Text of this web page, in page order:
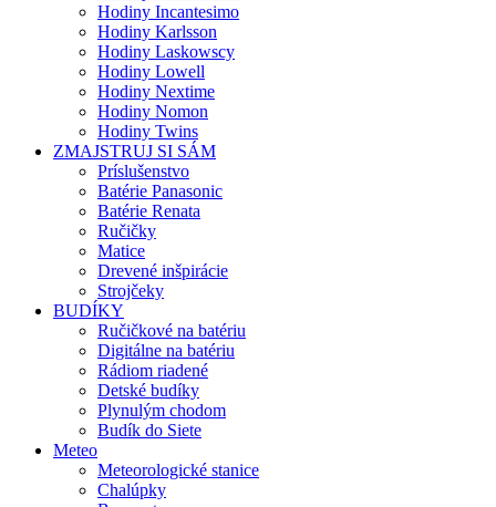
Hodiny Incantesimo
Hodiny Karlsson
Hodiny Laskowscy
Hodiny Lowell
Hodiny Nextime
Hodiny Nomon
Hodiny Twins
ZMAJSTRUJ SI SÁM
Príslušenstvo
Batérie Panasonic
Batérie Renata
Ručičky
Matice
Drevené inšpirácie
Strojčeky
BUDÍKY
Ručičkové na batériu
Digitálne na batériu
Rádiom riadené
Detské budíky
Plynulým chodom
Budík do Siete
Meteo
Meteorologické stanice
Chalúpky